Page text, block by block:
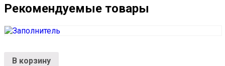
Рекомендуемые товары
В корзину